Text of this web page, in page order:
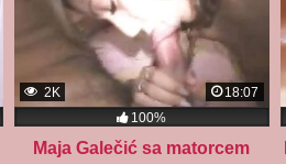
2K
18:07
100%
Maja Galečić sa matorcem